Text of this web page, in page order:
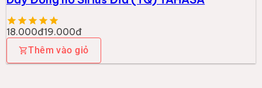
18.000đ19.000đ
Thêm vào giỏ